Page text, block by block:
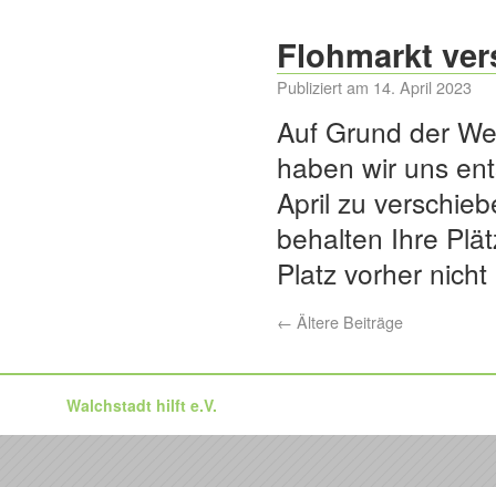
Flohmarkt
Publiziert am 14. April 2023
Auf Grund der
haben wir uns
April zu
behalten Ihre
Platz vorher
← Ältere Beiträge
Walchstadt hilft e.V.